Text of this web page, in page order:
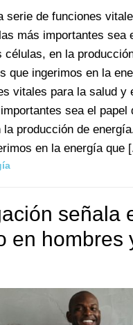
serie de funciones
más importantes sea
en la
que ingerimos en la
vitales para la salud y
sea el
producción de
en la energía que
señala
en hombres